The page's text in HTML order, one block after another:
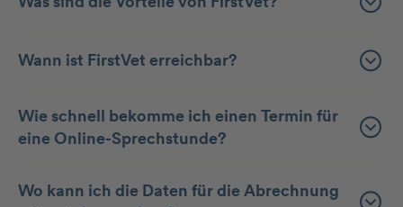
Wann ist FirstVet erreichbar?
Wie schnell bekomme ich einen Termin für
eine Online-Sprechstunde?
Wo kann ich die Daten für die Abrechnung